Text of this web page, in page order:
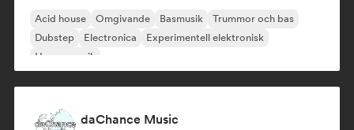
Acid house Omgivande Basmusik
Trummor och bas
Dubstep
Electronica
Experimentell elektronisk
House-musik
daChance Music